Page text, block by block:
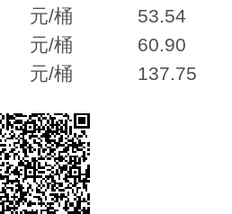
元/桶 53.54
元/桶 60.90
/桶 137.75